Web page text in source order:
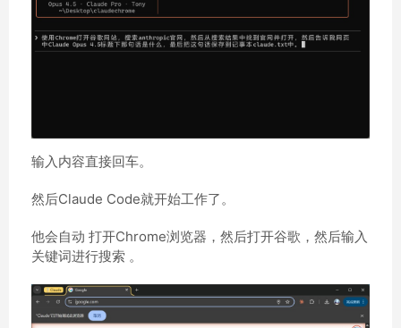
输入内容直接回车。
然后Claude Code就开始工作了。
他会自动 打开Chrome浏览器，然后打开谷歌，然后输入
关键词进行搜索 。